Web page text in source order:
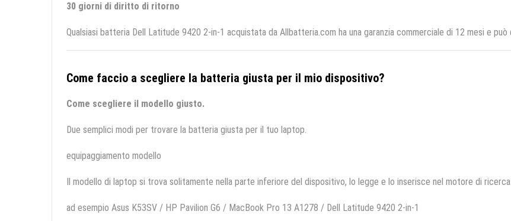
30 giorni di diritto di ritorno
Qualsiasi batteria Dell Latitude 9420 2-in-1 acquistata da Allbatteria.com ha una garanzia commerciale di 12 mesi e
Come faccio a scegliere la batteria giusta per il mio dispositivo?
Come scegliere il modello giusto.
Due semplici modi per trovare la batteria giusta per il tuo laptop.
equipaggiamento modello
Il modello di laptop si trova solitamente nella parte inferiore del dispositivo, lo legge e lo inserisce nel motore di
ad esempio Asus K53SV / HP Pavilion G6 / MacBook Pro 13 A1278 / Dell Latitude 9420 2-in-1